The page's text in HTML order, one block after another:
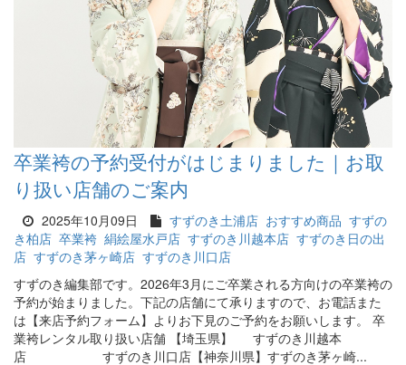
卒業袴の予約受付がはじまりました｜お取
り扱い店舗のご案内
2025年10月09日 すずのき土浦店 おすすめ商品 すずの
き柏店 卒業袴 絹絵屋水戸店 すずのき川越本店 すずのき日の出
店 すずのき茅ヶ崎店 すずのき川口店
すずのき編集部です。2026年3月にご卒業される方向けの卒業袴の
予約が始まりました。下記の店舗にて承りますので、お電話また
は【来店予約フォーム】よりお下見のご予約をお願いします。 卒
業袴レンタル取り扱い店舗 【埼玉県】 すずのき川越本
店 すずのき川口店【神奈川県】すずのき茅ヶ崎...